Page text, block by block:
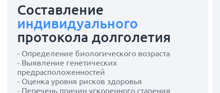
Составление
индивидуального
протокола долголетия
- Определение биологического возраста
- Выявление генетических
предрасположенностей
- Оценка уровня рисков здоровья
- Перечень причин ускоренного старения